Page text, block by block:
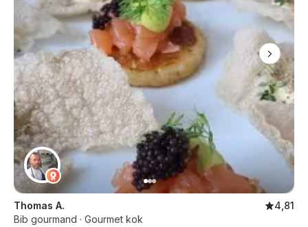
Thomas A.
4,81
Bib gourmand · Gourmet kok